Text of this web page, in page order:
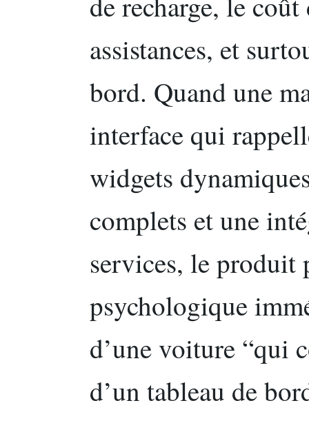
assistances, et
bord. Quand une
interface qui
widgets
complets et une
services, le produit
psychologique
d’une voiture “qui
d’un tableau de